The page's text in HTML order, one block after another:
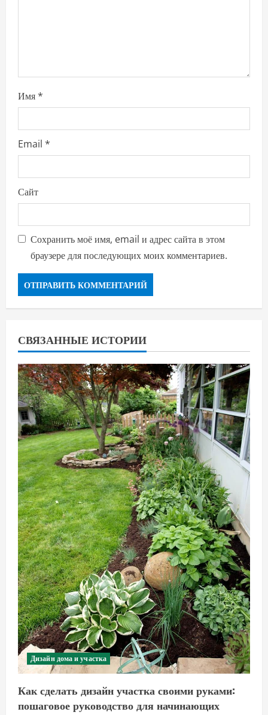
Имя*
Email *
Сайт
Сохранить моё имя, email и адрес сайта в этом
браузере для последующих моих комментариев.
СВЯЗАННЫЕ ИСТОРИИ
Дизайн дома и участка
Как сделать дизайн участка своими руками:
пошаговое руководство для начинающих